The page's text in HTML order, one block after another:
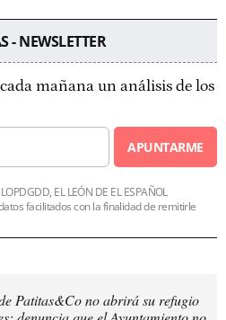
- NEWSLETTER
mañana un análisis de los
APUNTARME
EL LEÓN DE EL ESPAÑOL
facilitados con la finalidad de remitirle
Patitas&Co no abrirá su refugio